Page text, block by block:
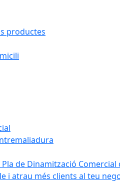
productes
de Dinamització Comercial
i atrau més clients al teu